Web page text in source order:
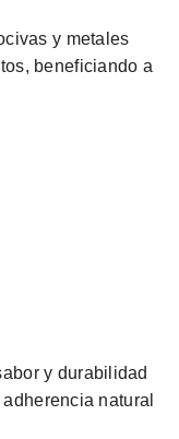
y metales
beneficiando a
y durabilidad
natural